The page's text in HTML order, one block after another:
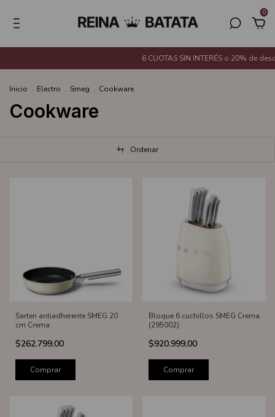
0
6 CUOTAS SIN INTERÉS o 20% de
Inicio . Electro . Smeg . Cookware
Cookware
Ordenar
Sarten antiadherente SMEG 20
cm Crema
$262.799,00
Comprar
Bloque 6 cuchillos SMEG Crema
(295002)
$920.999,00
Comprar